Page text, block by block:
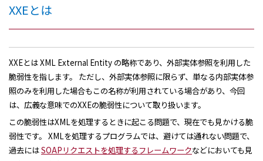
XXEとは
XXEとは XML External Entity の略称であり、外部実体参照を利用した
脆弱性を指します。 ただし、外部実体参照に限らず、単なる内部実体参
照のみを利用した場合もこの名称が利用されている場合があり、今回
は、広義な意味でのXXEの脆弱性について取り扱います。
この脆弱性はXMLを処理するときに起こる問題で、現在でも見かける脆
弱性です。 XMLを処理するプログラムでは、避けては通れない問題で、
過去にはSOAPリクエストを処理するフレームワークなどにおいても見